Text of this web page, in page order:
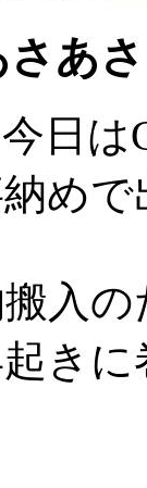
あ
日は
め
入
き